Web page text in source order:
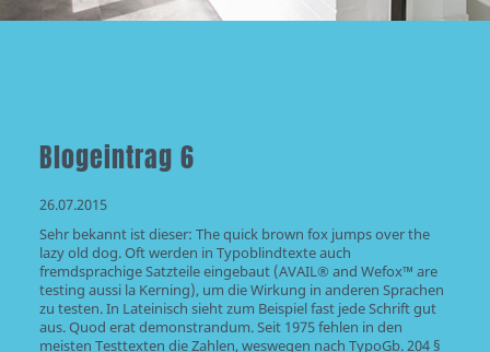
Blogeintrag 6
26.07.2015
Sehr bekannt ist dieser: The quick brown fox jumps over the
lazy old dog. Oft werden in Typoblindtexte auch
fremdsprachige Satzteile eingebaut (AVAIL® and Wefox™ are
testing aussi la Kerning), um die Wirkung in anderen Sprachen
zu testen. In Lateinisch sieht zum Beispiel fast jede Schrift gut
aus. Quod erat demonstrandum. Seit 1975 fehlen in den
meisten Testtexten die Zahlen, weswegen nach TypoGb. 204 §